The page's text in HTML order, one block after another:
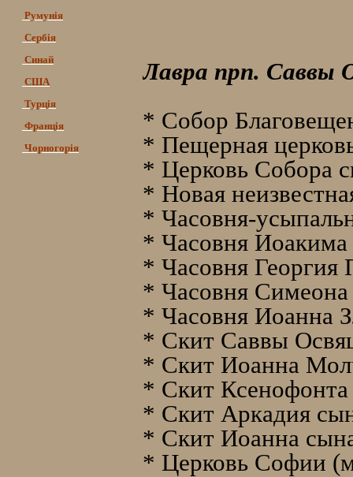
Румунія
Сербія
Синай
США
Турція
Франція
Чорногорія
Лавра прп. Саввы
* Собор
* Пещерная
* Церковь Собора
* Новая
* Часовня-
* Часовня
* Часовня Георгия
* Часовня
* Часовня Иоанна
* Скит Саввы
* Скит Иоанна
* Скит
* Скит Аркадия
* Скит Иоанна
* Церковь Софии